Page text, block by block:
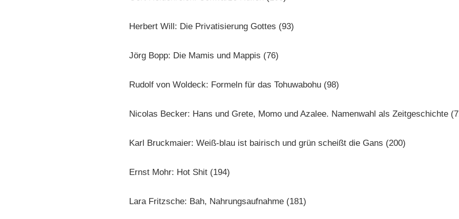
Herbert Will: Die Privatisierung Gottes (93)
Jörg Bopp: Die Mamis und Mappis (76)
Rudolf von Woldeck: Formeln für das Tohuwabohu (98)
Nicolas Becker: Hans und Grete, Momo und Azalee. Namenwahl als Zeitgeschichte
Karl Bruckmaier: Weiß-blau ist bairisch und grün scheißt die Gans (200)
Ernst Mohr: Hot Shit (194)
Lara Fritzsche: Bah, Nahrungsaufnahme (181)